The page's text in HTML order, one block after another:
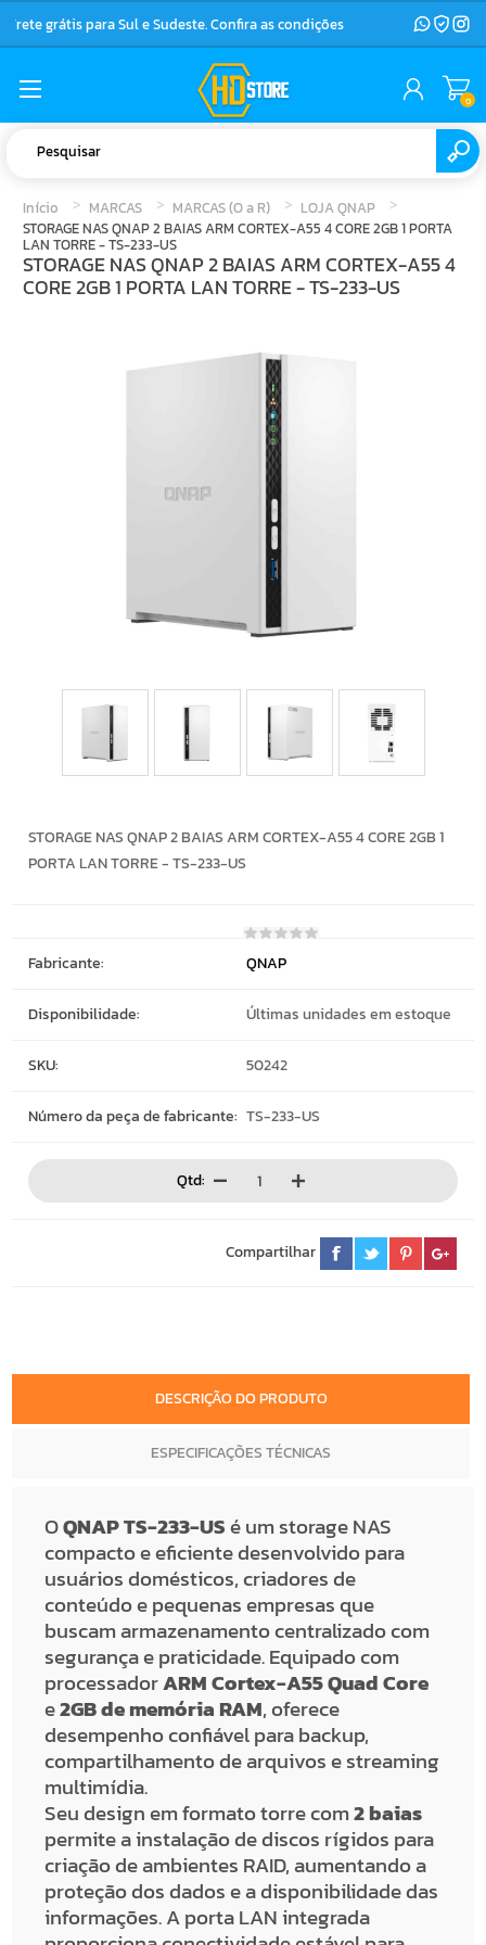
Frete grátis para Sul e Sudeste. Confira as condições
0
Início MARCAS MARCAS (O a R)
LOJA QNAP
STORAGE NAS QNAP 2 BAIAS ARM CORTEX-A55 4 CORE 2GB 1 PORTA
LAN TORRE - TS-233-US
STORAGE NAS QNAP 2 BAIAS ARM CORTEX-A55 4
CORE 2GB 1 PORTA LAN TORRE - TS-233-US
STORAGE NAS QNAP 2 BAIAS ARM CORTEX-A55 4 CORE 2GB 1
PORTA LAN TORRE - TS-233-US
Fabricante: QNAP
Disponibilidade: Últimas unidades em estoque
SKU: 50242
Número da peça de fabricante: TS-233-US
Qtd:
Compartilhar
DESCRIÇÃO DO PRODUTO
ESPECIFICAÇÕES TÉCNICAS
OQNAP TS-233-USé um storage NAS
compacto e eficiente desenvolvido para
usuários domésticos, criadores de
conteúdo e pequenas empresas que
buscam armazenamento centralizado com
segurança e praticidade. Equipado com
processadorARM Cortex-A55 Quad Core
e2GB de memória RAM, oferece
desempenho confiável para backup,
compartilhamento de arquivos e streaming
multimídia.
Seu design em formato torre com2 baias
permite a instalação de discos rígidos para
criação de ambientes RAID, aumentando a
proteção dos dados e a disponibilidade das
informações. A porta LAN integrada